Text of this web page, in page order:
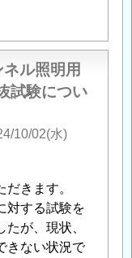
ル照明用
試験につい
10/02(水)
きます。
対する試験を
が、現状、
きない状況で